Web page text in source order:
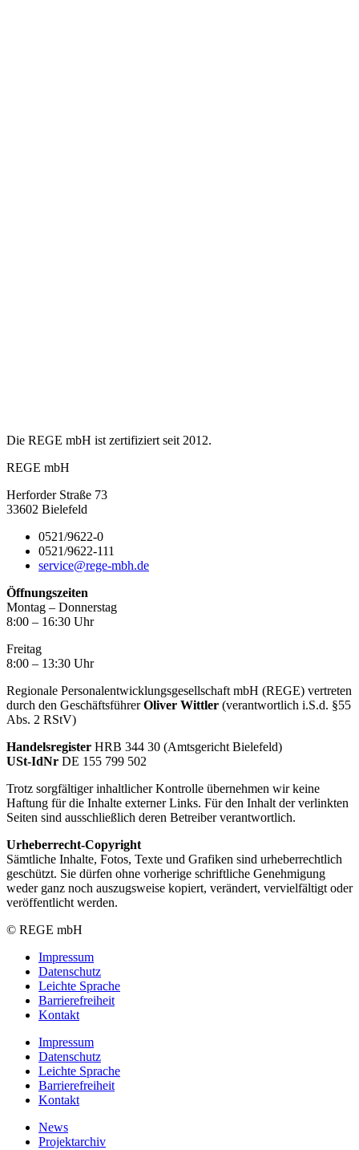
Die REGE mbH ist zertifiziert seit 2012.
REGE mbH
Herforder Straße 73
33602 Bielefeld
0521/9622-0
0521/9622-111
service@rege-mbh.de
Öffnungszeiten
Montag – Donnerstag
8:00 – 16:30 Uhr
Freitag
8:00 – 13:30 Uhr
Regionale Personalentwicklungsgesellschaft mbH (REGE) vertreten
durch den GeschäftsführerOliver Wittler (verantwortlich i.S.d. §55
Abs. 2 RStV)
Handelsregister HRB 344 30 (Amtsgericht Bielefeld)
USt-IdNr DE 155 799 502
Trotz sorgfältiger inhaltlicher Kontrolle übernehmen wir keine
Haftung für die Inhalte externer Links. Für den Inhalt der verlinkten
Seiten sind ausschließlich deren Betreiber verantwortlich.
Urheberrecht-Copyright
Sämtliche Inhalte, Fotos, Texte und Grafiken sind urheberrechtlich
geschützt. Sie dürfen ohne vorherige schriftliche Genehmigung
weder ganz noch auszugsweise kopiert, verändert, vervielfältigt oder
veröffentlicht werden.
© REGE mbH
Impressum
Datenschutz
Leichte Sprache
Barrierefreiheit
Kontakt
Impressum
Datenschutz
Leichte Sprache
Barrierefreiheit
Kontakt
News
Projektarchiv